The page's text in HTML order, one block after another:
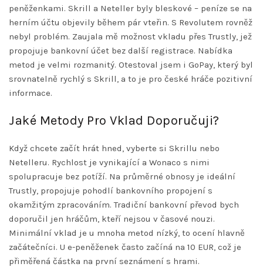
peněženkami. Skrill a Neteller byly bleskové – peníze se na
herním účtu objevily během pár vteřin. S Revolutem rovněž
nebyl problém. Zaujala mě možnost vkladu přes Trustly, jež
propojuje bankovní účet bez další registrace. Nabídka
metod je velmi rozmanitý. Otestoval jsem i GoPay, který byl
srovnatelně rychlý s Skrill, a to je pro české hráče pozitivní
informace.
Jaké Metody Pro Vklad Doporučuji?
Když chcete začít hrát hned, vyberte si Skrillu nebo
Netelleru. Rychlost je vynikající a Wonaco s nimi
spolupracuje bez potíží. Na průměrné obnosy je ideální
Trustly, propojuje pohodlí bankovního propojení s
okamžitým zpracováním. Tradiční bankovní převod bych
doporučil jen hráčům, kteří nejsou v časové nouzi.
Minimální vklad je u mnoha metod nízký, to ocení hlavně
začátečníci. U e-peněženek často začíná na 10 EUR, což je
přiměřená částka na první seznámení s hrami.